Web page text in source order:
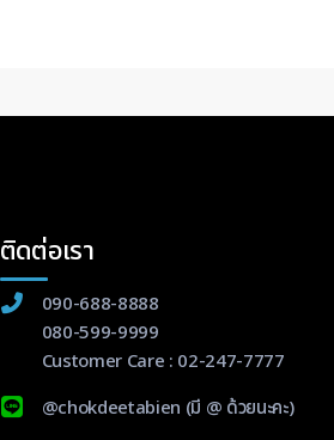
ติดต่อเรา
090-688-8888
080-599-9999
Customer Care : 02-247-7777
@chokdeetabien (มี @ ด้วยนะคะ)